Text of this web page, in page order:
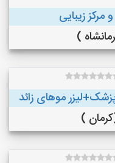
مرکز زیبایی
موهای زائد